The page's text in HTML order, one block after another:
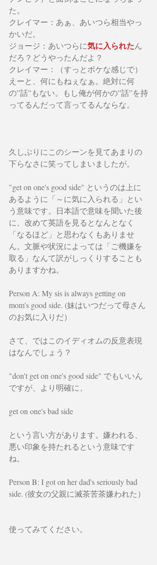
た。
クレイマー：あぁ、あいつら相当やっ
かいだ。
ジョージ：あいつらに気に入られたん
だろ？どうやったんだよ？
クレイマー：（すっとボケな感じで）
えーと、何にもねぇなぁ。絶対に何
の”話”もない。もし俺が何かの”話”を持
ってるんだって言ってるんならな。
久しぶりにこのシーンを見てあまりの
下らなさに笑ってしまいましたが。
"get on one's good side" というのは上に
あるように「～に気に入られる」とい
う意味です。日本語で意味を聞いた後
に、改めて英語を見るとなんとなく
「なるほど」と思わなくもありませ
ん。文脈や状況によっては「ご機嫌を
取る」なんて訳がしっくりすることも
ありますかね。
Person A: My sis is always getting on
mom's good side. (妹はいつだって母さん
のお気に入りだ）
さて、ではこのイディオムの反意表現
はなんでしょう？
"don't get on one's good side" でもいいん
ですが、より明確に、
get on one's bad side
という言い方があります。嫌われる、
悪い印象を持たれるという意味です
ね。
Person B: I got on her dad's seriously bad
side. (彼女の父親に滅茶苦茶嫌われた）
使ってみてください。